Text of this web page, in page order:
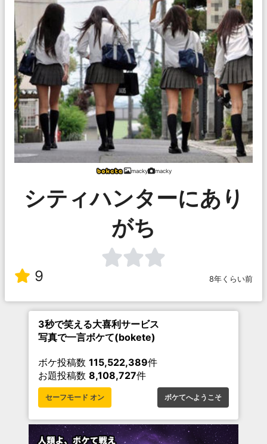
macky macky
シティハンターにあり
がち
9 8年くらい前
3秒で笑える大喜利サービス
写真で一言ボケて(bokete)
ボケ投稿数 115,522,389件
お題投稿数 8,108,727件
セーフモード オン ボケてへようこそ